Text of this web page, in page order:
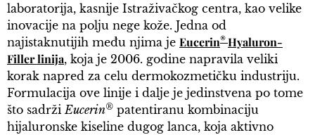
laboratorija, kasnije Istraživačkog centra, kao velike
inovacije na polju nege kože. Jedna od
najistaknutijih među njima je Eucerin®Hyaluron-
Filler linija, koja je 2006. godine napravila veliki
korak napred za celu dermokozmetičku industriju.
Formulacija ove linije i dalje je jedinstvena po tome
što sadržiEucerin® patentiranu kombinaciju
hijaluronske kiseline dugog lanca, koja aktivno